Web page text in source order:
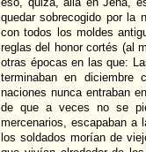
quedar sobrecogido por la
con todos los moldes
reglas del honor cortés (al
otras épocas en las que:
terminaban en
naciones nunca entraban
de que a veces no se
mercenarios, escapaban a
los soldados morían de